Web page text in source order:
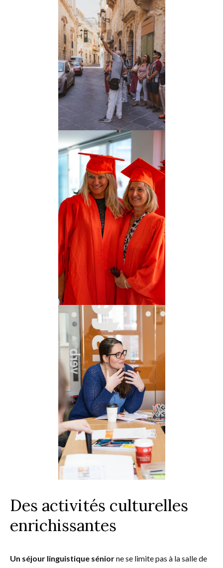
Des activités culturelles
enrichissantes
Un séjour linguistique séniorne se limite pas à la salle de